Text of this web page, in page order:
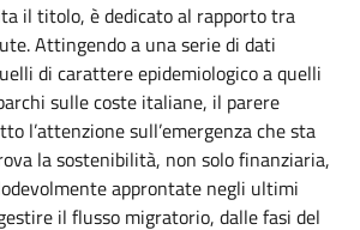
il titolo, è dedicato al rapporto tra
Attingendo a una serie di dati
di carattere epidemiologico a quelli
sulle coste italiane, il parere
l’attenzione sull’emergenza che sta
la sostenibilità, non solo finanziaria,
approntate negli ultimi
il flusso migratorio, dalle fasi del